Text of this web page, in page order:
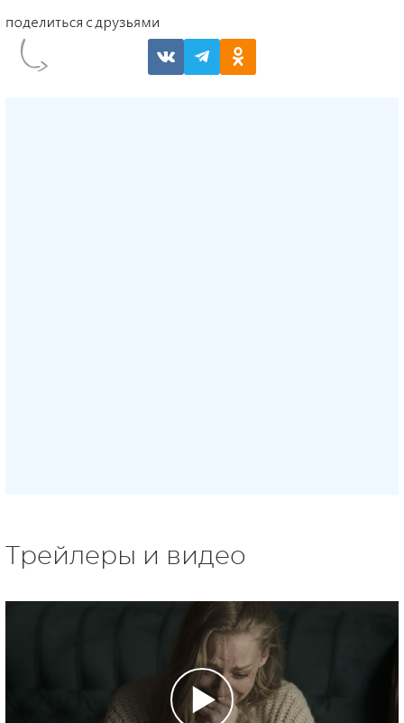
Трейлеры и видео